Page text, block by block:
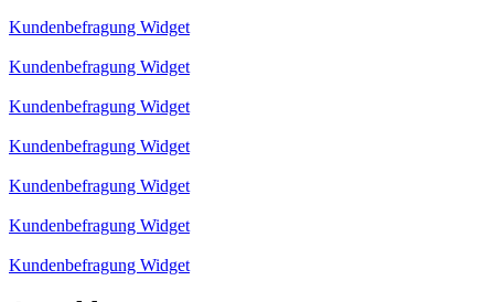
Kundenbefragung Widget
Kundenbefragung Widget
Kundenbefragung Widget
Kundenbefragung Widget
Kundenbefragung Widget
Kundenbefragung Widget
Kundenbefragung Widget